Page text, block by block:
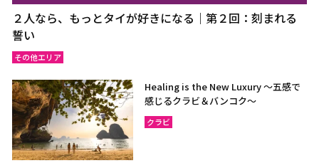
２人なら、もっとタイが好きになる｜第２回：刻まれる
誓い
その他エリア
Healing is the New Luxury ～五感で
感じるクラビ＆バンコク～
クラビ